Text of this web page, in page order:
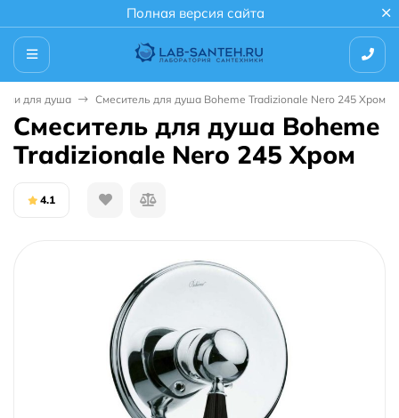
Полная версия сайта
для душа Смеситель для душа Boheme Tradizionale Nero 245 Хром
Смеситель для душа Boheme
Tradizionale Nero 245 Хром
4.1